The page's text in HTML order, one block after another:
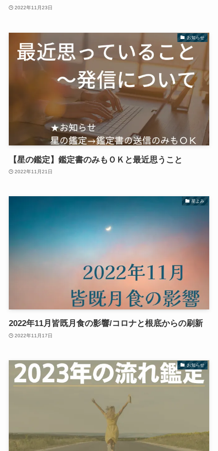
2022年11月23日
お知らせ
【星の鑑定】鑑定書のみもＯＫと最近思うこと
2022年11月21日
星よみ
2022年11月皆既月食の影響/コロナと根底からの刷新
2022年11月17日
お知らせ